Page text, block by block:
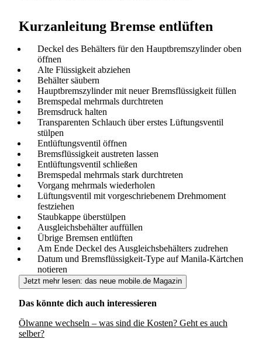
Kurzanleitung Bremse entlüften
Deckel des Behälters für den Hauptbremszylinder oben
öffnen
Alte Flüssigkeit abziehen
Behälter säubern
Hauptbremszylinder mit neuer Bremsflüssigkeit füllen
Bremspedal mehrmals durchtreten
Bremsdruck halten
Transparenten Schlauch über erstes Lüftungsventil
stülpen
Entlüftungsventil öffnen
Bremsflüssigkeit austreten lassen
Entlüftungsventil schließen
Bremspedal mehrmals stark durchtreten
Vorgang mehrmals wiederholen
Lüftungsventil mit vorgeschriebenem Drehmoment
festziehen
Staubkappe überstülpen
Ausgleichsbehälter auffüllen
Übrige Bremsen entlüften
Am Ende Deckel des Ausgleichsbehälters zudrehen
Datum und Bremsflüssigkeit-Type auf Manila-Kärtchen
notieren
Jetzt mehr lesen: das neue mobile.de Magazin
Das könnte dich auch interessieren
Ölwanne wechseln – was sind die Kosten? Geht es auch
selber?